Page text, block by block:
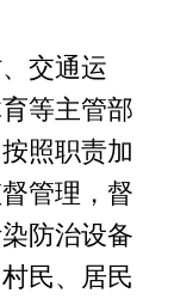
交通运
等主管部
照职责加
管理，督
防治设备
民、居民